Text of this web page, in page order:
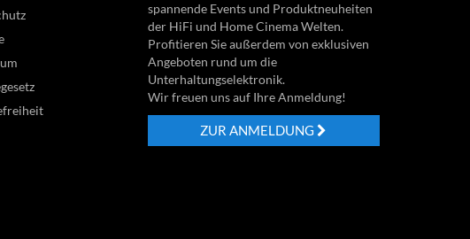
spannende Events und Produktneuheiten
der HiFi und Home Cinema Welten.
Profitieren Sie außerdem von exklusiven
Angeboten rund um die
Unterhaltungselektronik.
Wir freuen uns auf Ihre Anmeldung!
ZUR ANMELDUNG